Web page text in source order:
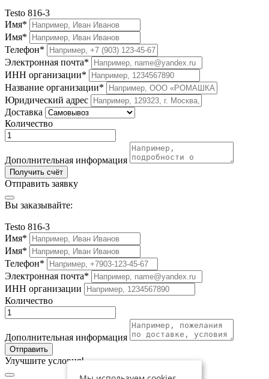
Testo 816-3
Имя*
Имя*
Телефон*
Электронная почта*
ИНН организации*
Название организации*
Юридический адрес
Доставка
Количество
Дополнительная информация
Получить счёт
Отправить заявку
Вы заказывайте:
Testo 816-3
Имя*
Имя*
Телефон*
Электронная почта*
ИНН организации
Количество
Дополнительная информация
Отправить
Улучшите условия!